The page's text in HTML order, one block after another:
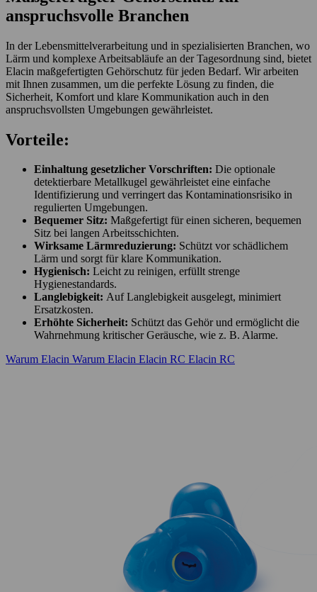
anspruchsvolle Branchen
In der Lebensmittelverarbeitung und in spezialisierten Branchen, wo
Lärm und komplexe Arbeitsabläufe an der Tagesordnung sind, bietet
Elacin maßgefertigten Gehörschutz für jeden Bedarf. Wir arbeiten
mit Ihnen zusammen, um die perfekte Lösung zu finden, die
Sicherheit, Komfort und klare Kommunikation auch in den
anspruchsvollsten Umgebungen gewährleistet.
Vorteile:
Einhaltung gesetzlicher Vorschriften: Die optionale
detektierbare Metallkugel gewährleistet eine einfache
Identifizierung und verringert das Kontaminationsrisiko in
regulierten Umgebungen.
Bequemer Sitz: Maßgefertigt für einen sicheren, bequemen
Sitz bei langen Arbeitsschichten.
Wirksame Lärmreduzierung: Schützt vor schädlichem
Lärm und sorgt für klare Kommunikation.
Hygienisch: Leicht zu reinigen, erfüllt strenge
Hygienestandards.
Langlebigkeit: Auf Langlebigkeit ausgelegt, minimiert
Ersatzkosten.
Erhöhte Sicherheit: Schützt das Gehör und ermöglicht die
Wahrnehmung kritischer Geräusche, wie z. B. Alarme.
Warum Elacin Warum Elacin Elacin RC Elacin RC